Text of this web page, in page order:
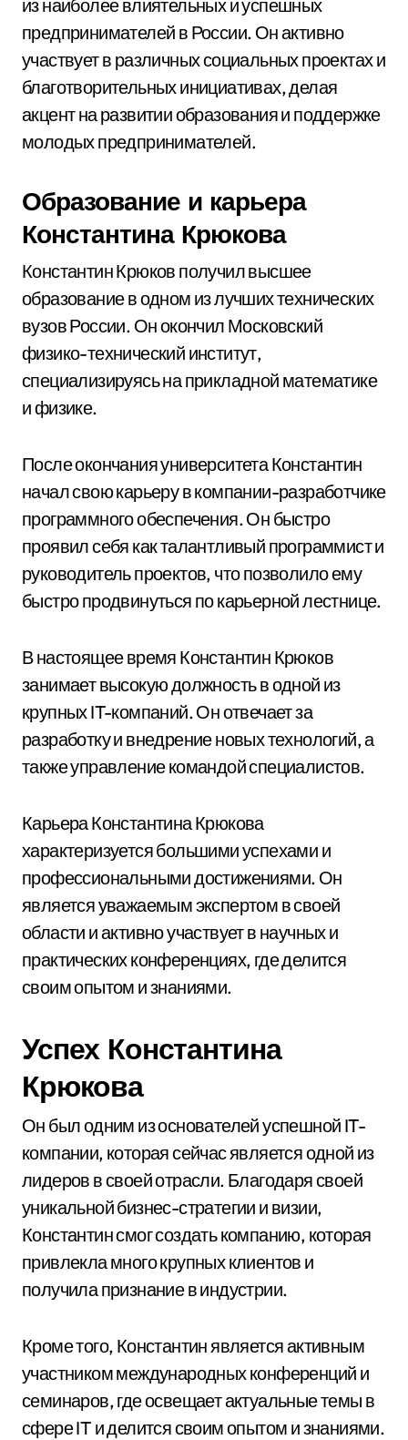
из наиболее влиятельных и успешных
предпринимателей в России. Он активно
участвует в различных социальных проектах и
благотворительных инициативах, делая
акцент на развитии образования и поддержке
молодых предпринимателей.
Образование и карьера
Константина Крюкова
Константин Крюков получил высшее
образование в одном из лучших технических
вузов России. Он окончил Московский
физико-технический институт,
специализируясь на прикладной математике
и физике.
После окончания университета Константин
начал свою карьеру в компании-разработчике
программного обеспечения. Он быстро
проявил себя как талантливый программист и
руководитель проектов, что позволило ему
быстро продвинуться по карьерной лестнице.
В настоящее время Константин Крюков
занимает высокую должность в одной из
крупных IT-компаний. Он отвечает за
разработку и внедрение новых технологий, а
также управление командой специалистов.
Карьера Константина Крюкова
характеризуется большими успехами и
профессиональными достижениями. Он
является уважаемым экспертом в своей
области и активно участвует в научных и
практических конференциях, где делится
своим опытом и знаниями.
Успех Константина
Крюкова
Он был одним из основателей успешной IT-
компании, которая сейчас является одной из
лидеров в своей отрасли. Благодаря своей
уникальной бизнес-стратегии и визии,
Константин смог создать компанию, которая
привлекла много крупных клиентов и
получила признание в индустрии.
Кроме того, Константин является активным
участником международных конференций и
семинаров, где освещает актуальные темы в
сфере IT и делится своим опытом и знаниями.